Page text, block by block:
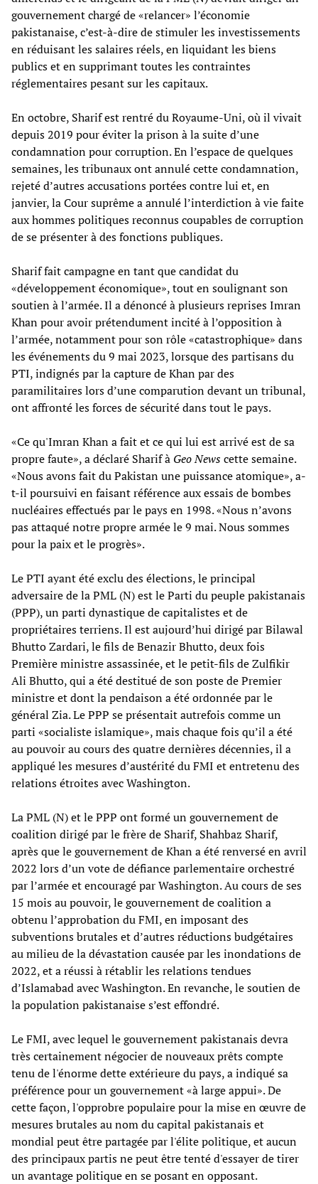
gouvernement chargé de «relancer» l’économie
pakistanaise, c’est-à-dire de stimuler les investissements
en réduisant les salaires réels, en liquidant les biens
publics et en supprimant toutes les contraintes
réglementaires pesant sur les capitaux.
En octobre, Sharif est rentré du Royaume-Uni, où il vivait
depuis 2019 pour éviter la prison à la suite d’une
condamnation pour corruption. En l’espace de quelques
semaines, les tribunaux ont annulé cette condamnation,
rejeté d’autres accusations portées contre lui et, en
janvier, la Cour suprême a annulé l’interdiction à vie faite
aux hommes politiques reconnus coupables de corruption
de se présenter à des fonctions publiques.
Sharif fait campagne en tant que candidat du
«développement économique», tout en soulignant son
soutien à l’armée. Il a dénoncé à plusieurs reprises Imran
Khan pour avoir prétendument incité à l’opposition à
l’armée, notamment pour son rôle «catastrophique» dans
les événements du 9 mai 2023, lorsque des partisans du
PTI, indignés par la capture de Khan par des
paramilitaires lors d’une comparution devant un tribunal,
ont affronté les forces de sécurité dans tout le pays.
«Ce qu'Imran Khan a fait et ce qui lui est arrivé est de sa
propre faute», a déclaré Sharif à Geo Newscette semaine.
«Nous avons fait du Pakistan une puissance atomique», a-
t-il poursuivi en faisant référence aux essais de bombes
nucléaires effectués par le pays en 1998. «Nous n’avons
pas attaqué notre propre armée le 9 mai. Nous sommes
pour la paix et le progrès».
Le PTI ayant été exclu des élections, le principal
adversaire de la PML (N) est le Parti du peuple pakistanais
(PPP), un parti dynastique de capitalistes et de
propriétaires terriens. Il est aujourd’hui dirigé par Bilawal
Bhutto Zardari, le fils de Benazir Bhutto, deux fois
Première ministre assassinée, et le petit-fils de Zulfikir
Ali Bhutto, qui a été destitué de son poste de Premier
ministre et dont la pendaison a été ordonnée par le
général Zia. Le PPP se présentait autrefois comme un
parti «socialiste islamique», mais chaque fois qu’il a été
au pouvoir au cours des quatre dernières décennies, il a
appliqué les mesures d’austérité du FMI et entretenu des
relations étroites avec Washington.
La PML (N) et le PPP ont formé un gouvernement de
coalition dirigé par le frère de Sharif, Shahbaz Sharif,
après que le gouvernement de Khan a été renversé en avril
2022 lors d’un vote de défiance parlementaire orchestré
par l’armée et encouragé par Washington. Au cours de ses
15 mois au pouvoir, le gouvernement de coalition a
obtenu l’approbation du FMI, en imposant des
subventions brutales et d’autres réductions budgétaires
au milieu de la dévastation causée par les inondations de
2022, et a réussi à rétablir les relations tendues
d’Islamabad avec Washington. En revanche, le soutien de
la population pakistanaise s’est effondré.
Le FMI, avec lequel le gouvernement pakistanais devra
très certainement négocier de nouveaux prêts compte
tenu de l'énorme dette extérieure du pays, a indiqué sa
préférence pour un gouvernement «à large appui». De
cette façon, l'opprobre populaire pour la mise en œuvre de
mesures brutales au nom du capital pakistanais et
mondial peut être partagée par l'élite politique, et aucun
des principaux partis ne peut être tenté d'essayer de tirer
un avantage politique en se posant en opposant.